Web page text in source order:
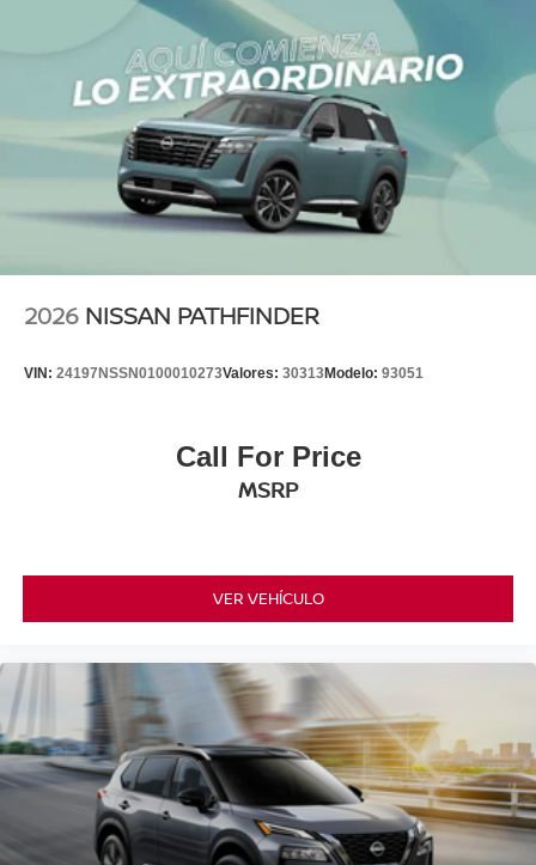
2026 NISSAN PATHFINDER
VIN: 24197NSSN0100010273Valores: 30313Modelo: 93051
Call For Price
MSRP
VER VEHÍCULO